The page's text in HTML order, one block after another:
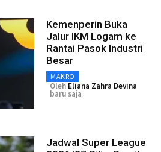
Kemenperin Buka
Jalur IKM Logam ke
Rantai Pasok Industri
Besar
MAKRO
Oleh Eliana Zahra Devina
baru saja
Jadwal Super League